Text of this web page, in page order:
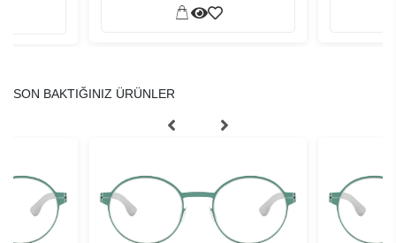
SON BAKTIĞINIZ ÜRÜNLER